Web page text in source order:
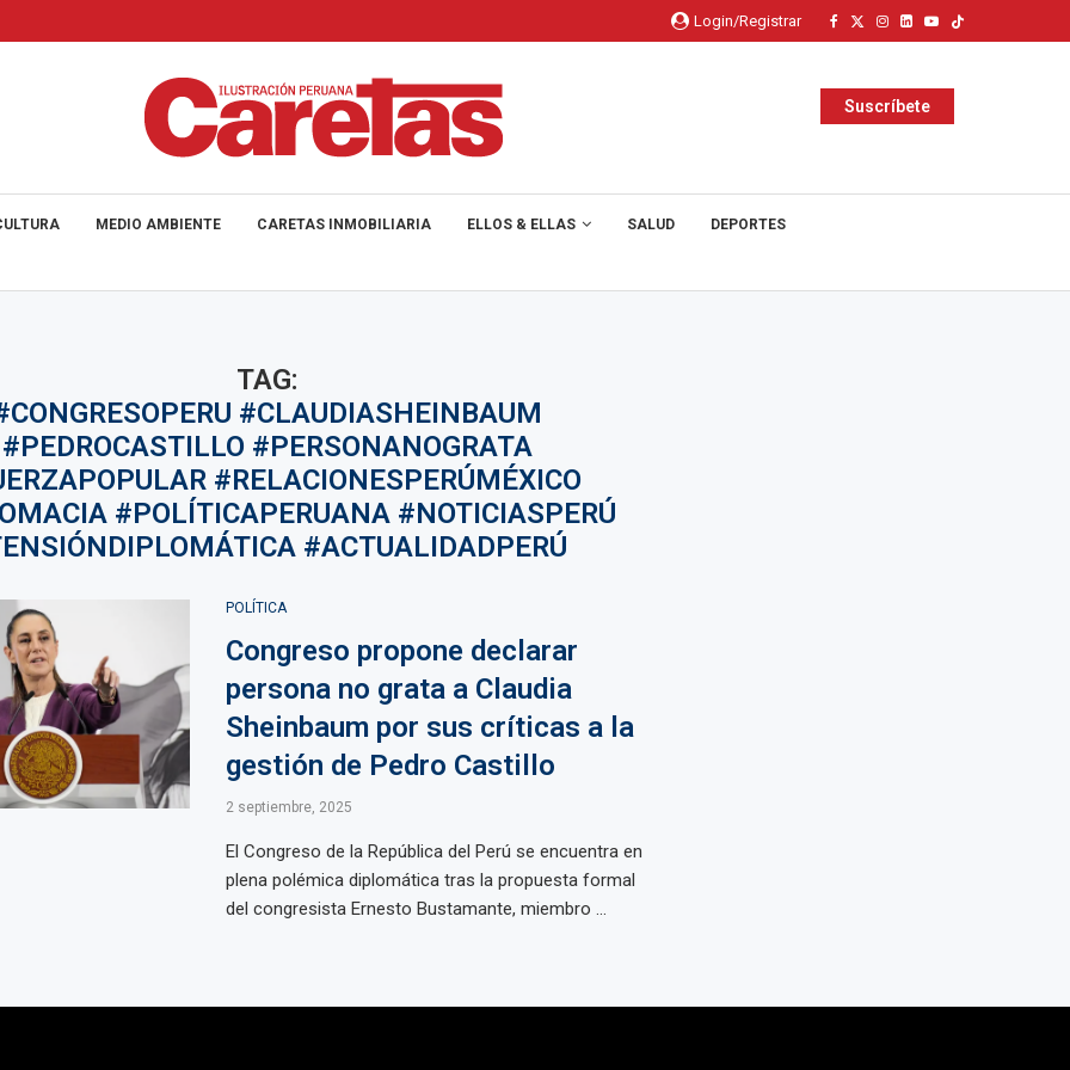
Login/Registrar
Suscríbete
MEDIO AMBIENTE CARETAS INMOBILIARIA ELLOS & ELLAS SALUD DEPORTES
TAG:
#CLAUDIASHEINBAUM
#PEDROCASTILLO #PERSONANOGRATA
#RELACIONESPERÚMÉXICO
#POLÍTICAPERUANA #NOTICIASPERÚ
#ACTUALIDADPERÚ
POLÍTICA
Congreso propone declarar
persona no grata a Claudia
Sheinbaum por sus críticas a la
gestión de Pedro Castillo
2 septiembre, 2025
El Congreso de la República del Perú se encuentra en
plena polémica diplomática tras la propuesta formal
del congresista Ernesto Bustamante, miembro ...